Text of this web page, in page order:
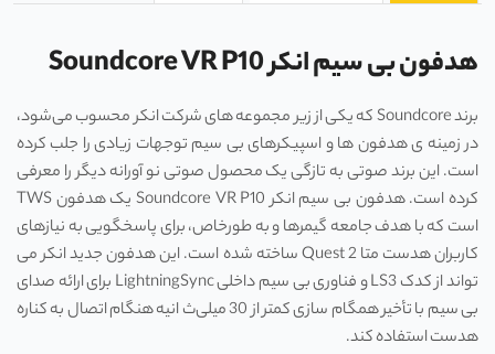
هدفون بی سیم انکر Soundcore VR P10
برند Soundcore که یکی از زیر مجموعه‌ های شرکت انکر محسوب می‌شود،
در زمینه‌ ی هدفون ‌ها و اسپیکرهای بی ‌سیم توجهات زیادی را جلب کرده
است. این برند صوتی به‌ تازگی یک محصول صوتی نو آورانه دیگر را معرفی
کرده است. هدفون بی سیم انکر Soundcore VR P10 یک هدفون TWS
است که با هدف جامعه گیمرها و به ‌طورخاص، برای پاسخگویی به نیازهای
کاربران هدست متا Quest 2 ساخته شده است. این هدفون جدید انکر می‌
تواند از کدک LS3 و فناوری بی‌ سیم داخلی LightningSync برای ارائه صدای
بی ‌سیم با تأخیر همگام‌ سازی کمتر از 30 میلی‌ث انیه هنگام اتصال به کناره
هدست استفاده کند.